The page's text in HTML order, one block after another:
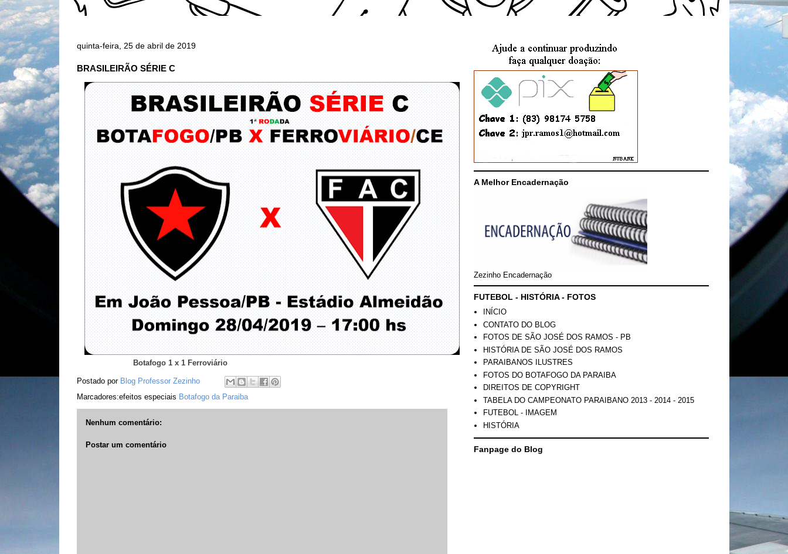
quinta-feira, 25 de abril de 2019
BRASILEIRÃO SÉRIE C
Botafogo 1 x 1 Ferroviário
Postado por Blog Professor Zezinho
Marcadores:efeitos especiais Botafogo da Paraiba
Nenhum comentário:
Postar um comentário
A Melhor Encadernação
Zezinho Encadernação
FUTEBOL - HISTÓRIA - FOTOS
INÍCIO
CONTATO DO BLOG
FOTOS DE SÃO JOSÉ DOS RAMOS - PB
HISTÓRIA DE SÃO JOSÉ DOS RAMOS
PARAIBANOS ILUSTRES
FOTOS DO BOTAFOGO DA PARAIBA
DIREITOS DE COPYRIGHT
TABELA DO CAMPEONATO PARAIBANO 2013 - 2014 - 2015
FUTEBOL - IMAGEM
HISTÓRIA
Fanpage do Blog